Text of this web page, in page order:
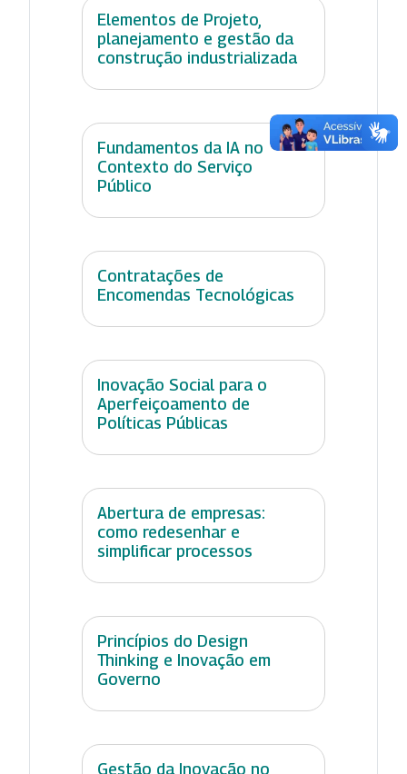
Elementos de Projeto,
planejamento e gestão da
construção industrializada
Fundamentos da IA no
Contexto do Serviço
Público
Contratações de
Encomendas Tecnológicas
Inovação Social para o
Aperfeiçoamento de
Políticas Públicas
Abertura de empresas:
como redesenhar e
simplificar processos
Princípios do Design
Thinking e Inovação em
Governo
Gestão da Inovação no